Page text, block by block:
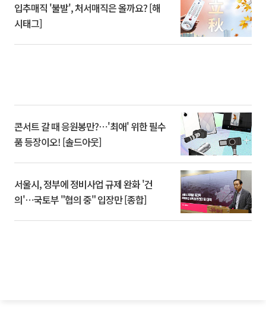
입추매직 '불발', 처서매직은 올까요? [해
시태그]
콘서트 갈 때 응원봉만?⋯'최애' 위한 필수
품 등장이오! [솔드아웃]
서울시, 정부에 정비사업 규제 완화 '건
의'⋯국토부 "협의 중" 입장만 [종합]